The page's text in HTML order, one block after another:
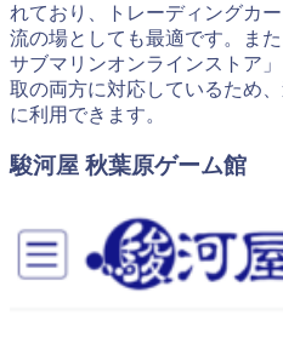
れており、トレーディングカ
流の場としても最適です。ま
サブマリンオンラインストア
取の両方に対応しているため
に利用できます。
駿河屋 秋葉原ゲーム館